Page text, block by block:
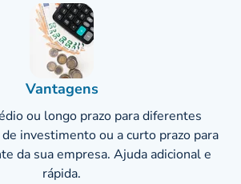
Vantagens
ou longo prazo para diferentes
investimento ou a curto prazo para
da sua empresa. Ajuda adicional e
rápida.